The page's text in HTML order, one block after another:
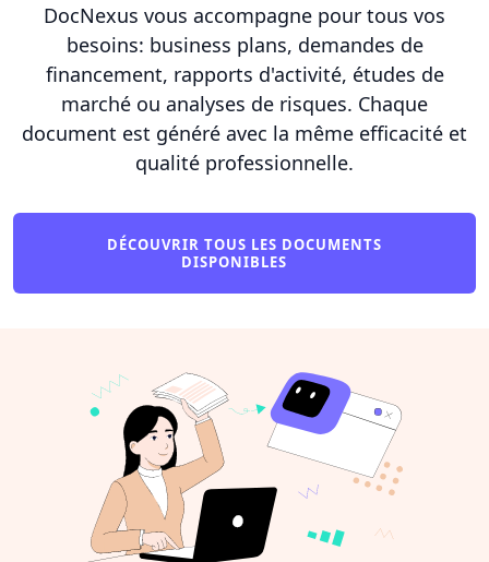
DocNexus vous accompagne pour tous vos
besoins: business plans, demandes de
financement, rapports d'activité, études de
marché ou analyses de risques. Chaque
document est généré avec la même efficacité et
qualité professionnelle.
DÉCOUVRIR TOUS LES DOCUMENTS
DISPONIBLES